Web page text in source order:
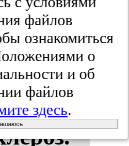
H и
ате­
файлов
ознакомиться
о
и об
файлов
здесь.